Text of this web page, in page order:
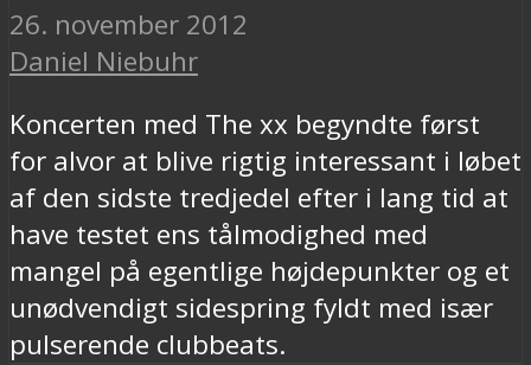
26. november 2012
Daniel Niebuhr
Koncerten med The xx begyndte først
for alvor at blive rigtig interessant i løbet
af den sidste tredjedel efter i lang tid at
have testet ens tålmodighed med
mangel på egentlige højdepunkter og et
unødvendigt sidespring fyldt med især
pulserende clubbeats.